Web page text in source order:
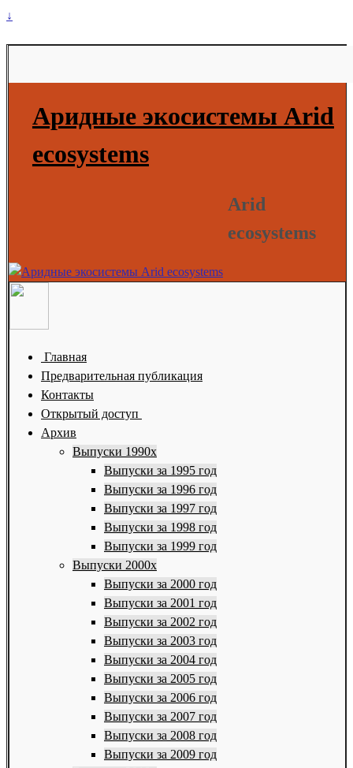
↓
Аридные экосистемы Arid
ecosystems
Arid
ecosystems
Главная
Предварительная публикация
Контакты
Открытый доступ
Архив
Выпуски 1990х
Выпуски за 1995 год
Выпуски за 1996 год
Выпуски за 1997 год
Выпуски за 1998 год
Выпуски за 1999 год
Выпуски 2000х
Выпуски за 2000 год
Выпуски за 2001 год
Выпуски за 2002 год
Выпуски за 2003 год
Выпуски за 2004 год
Выпуски за 2005 год
Выпуски за 2006 год
Выпуски за 2007 год
Выпуски за 2008 год
Выпуски за 2009 год